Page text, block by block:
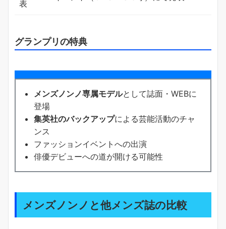
表
グランプリの特典
メンズノンノ専属モデルとして誌面・WEBに
登場
集英社のバックアップによる芸能活動のチャ
ンス
ファッションイベントへの出演
俳優デビューへの道が開ける可能性
メンズノンノと他メンズ誌の比較